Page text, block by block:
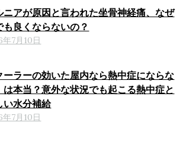
ニアが原因と言われた坐骨神経痛、なぜ
も良くならないの？
年7月10日
ーラーの効いた屋内なら熱中症にならな
は本当？意外な状況でも起こる熱中症と
い水分補給
年7月10日